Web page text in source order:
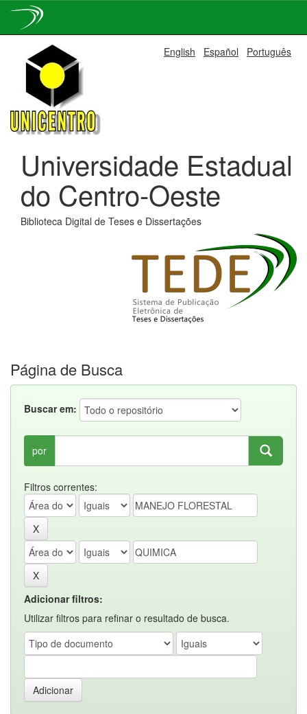
navigation
English Español Português
Universidade Estadual
do Centro-Oeste
Biblioteca Digital de Teses e Dissertações
Página de Busca
Buscar em:
por
Filtros correntes:
Adicionar filtros:
Utilizar filtros para refinar o resultado de busca.